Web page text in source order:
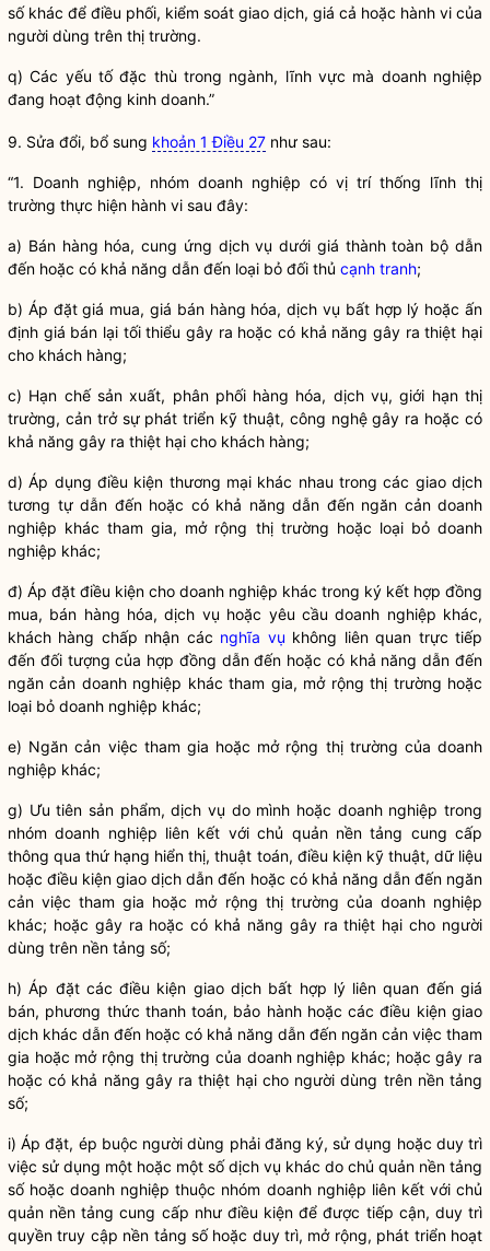
số khác để điều phối, kiểm soát giao dịch, giá cả hoặc hành vi của
người dùng trên thị trường.
q) Các yếu tố đặc thù trong ngành, lĩnh vực mà doanh nghiệp
đang hoạt động kinh doanh.”
9. Sửa đổi, bổ sung khoản 1 Điều 27 như sau:
“1. Doanh nghiệp, nhóm doanh nghiệp có vị trí thống lĩnh thị
trường thực hiện hành vi sau đây:
a) Bán hàng hóa, cung ứng dịch vụ dưới giá thành toàn bộ dẫn
đến hoặc có khả năng dẫn đến loại bỏ đối thủ cạnh tranh;
b) Áp đặt giá mua, giá bán hàng hóa, dịch vụ bất hợp lý hoặc ấn
định giá bán lại tối thiểu gây ra hoặc có khả năng gây ra thiệt hại
cho khách hàng;
c) Hạn chế sản xuất, phân phối hàng hóa, dịch vụ, giới hạn thị
trường, cản trở sự phát triển kỹ thuật, công nghệ gây ra hoặc có
khả năng gây ra thiệt hại cho khách hàng;
d) Áp dụng điều kiện thương mại khác nhau trong các giao dịch
tương tự dẫn đến hoặc có khả năng dẫn đến ngăn cản doanh
nghiệp khác tham gia, mở rộng thị trường hoặc loại bỏ doanh
nghiệp khác;
đ) Áp đặt điều kiện cho doanh nghiệp khác trong ký kết hợp đồng
mua, bán hàng hóa, dịch vụ hoặc yêu cầu doanh nghiệp khác,
khách hàng chấp nhận các nghĩa vụ không liên quan trực tiếp
đến đối tượng của hợp đồng dẫn đến hoặc có khả năng dẫn đến
ngăn cản doanh nghiệp khác tham gia, mở rộng thị trường hoặc
loại bỏ doanh nghiệp khác;
e) Ngăn cản việc tham gia hoặc mở rộng thị trường của doanh
nghiệp khác;
g) Ưu tiên sản phẩm, dịch vụ do mình hoặc doanh nghiệp trong
nhóm doanh nghiệp liên kết với chủ quản nền tảng cung cấp
thông qua thứ hạng hiển thị, thuật toán, điều kiện kỹ thuật, dữ liệu
hoặc điều kiện giao dịch dẫn đến hoặc có khả năng dẫn đến ngăn
cản việc tham gia hoặc mở rộng thị trường của doanh nghiệp
khác; hoặc gây ra hoặc có khả năng gây ra thiệt hại cho người
dùng trên nền tảng số;
h) Áp đặt các điều kiện giao dịch bất hợp lý liên quan đến giá
bán, phương thức thanh toán, bảo hành hoặc các điều kiện giao
dịch khác dẫn đến hoặc có khả năng dẫn đến ngăn cản việc tham
gia hoặc mở rộng thị trường của doanh nghiệp khác; hoặc gây ra
hoặc có khả năng gây ra thiệt hại cho người dùng trên nền tảng
số;
i) Áp đặt, ép buộc người dùng phải đăng ký, sử dụng hoặc duy trì
việc sử dụng một hoặc một số dịch vụ khác do chủ quản nền tảng
số hoặc doanh nghiệp thuộc nhóm doanh nghiệp liên kết với chủ
quản nền tảng cung cấp như điều kiện để được tiếp cận, duy trì
quyền truy cập nền tảng số hoặc duy trì, mở rộng, phát triển hoạt